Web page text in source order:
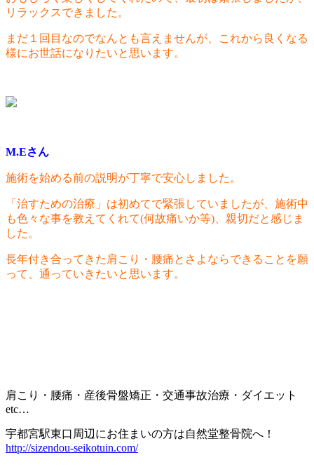
リラックスできました。
まだ１回目なのでなんとも言えませんが、これから良くなる
様にお世話になりたいと思います。
M.Eさん
施術を始める前の説明が丁寧で安心しました。
「治すための治療」は初めてで緊張していましたが、施術中
も色々な事を教えてくれて(何故痛いか等)、親切だと感じま
した。
長年付き合ってきた肩こり・腰痛とさよならできることを願
って、通っていきたいと思います。
肩こり・腰痛・産後骨盤矯正・交通事故治療・ダイエット
etc…
宇都宮駅東口周辺にお住まいの方は自然堂整骨院へ！
http://sizendou-seikotuin.com/